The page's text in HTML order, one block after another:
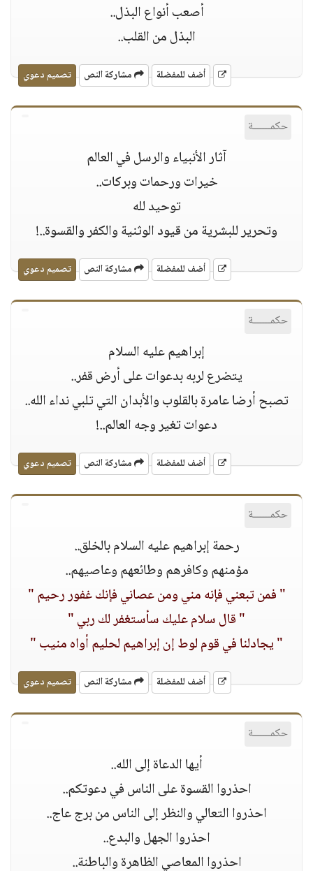
أصعب أنواع البذل..
البذل من القلب..
أضف للمفضلة مشاركة النص تصميم دعوي
حكمــــــة
آثار اﻷنبياء والرسل في العالم
خيرات ورحمات وبركات..
توحيد لله
وتحرير للبشرية من قيود الوثنية والكفر والقسوة..!
أضف للمفضلة مشاركة النص تصميم دعوي
حكمــــــة
إبراهيم عليه السلام
يتضرع لربه بدعوات على أرض قفر..
تصبح أرضا عامرة بالقلوب واﻷبدان التي تلبي نداء الله..
دعوات تغير وجه العالم..!
أضف للمفضلة مشاركة النص تصميم دعوي
حكمــــــة
رحمة إبراهيم عليه السلام بالخلق..
مؤمنهم وكافرهم وطائعهم وعاصيهم..
" فمن تبعني فإنه مني ومن عصاني فإنك غفور رحيم "
" قال سلام عليك سأستغفر لك ربي "
" يجادلنا في قوم لوط إن إبراهيم لحليم أواه منيب "
أضف للمفضلة مشاركة النص تصميم دعوي
حكمــــــة
أيها الدعاة إلى الله..
احذروا القسوة على الناس في دعوتكم..
احذروا التعالي والنظر إلى الناس من برج عاج..
احذروا الجهل والبدع..
احذروا المعاصي الظاهرة والباطنة..